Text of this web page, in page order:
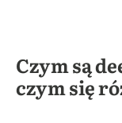
Czym są
czym się